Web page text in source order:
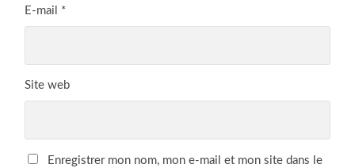
E-mail *
Site web
Enregistrer mon nom, mon e-mail et mon site dans le